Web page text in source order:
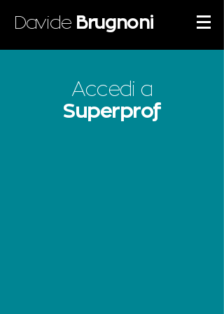
Davide Brugnoni
Accedi a
Superprof